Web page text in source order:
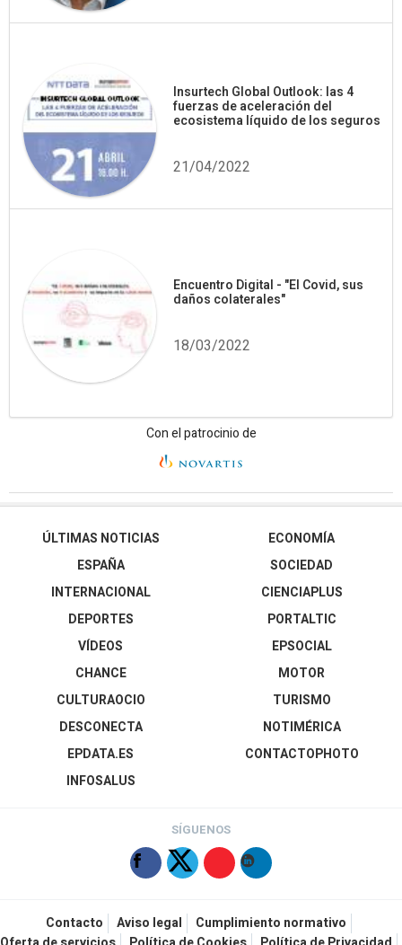
Insurtech Global Outlook: las 4
fuerzas de aceleración del
ecosistema líquido de los seguros
21/04/2022
Encuentro Digital - "El Covid, sus
daños colaterales"
18/03/2022
Con el patrocinio de
ÚLTIMAS NOTICIAS
ESPAÑA
INTERNACIONAL
DEPORTES
VÍDEOS
ECONOMÍA
SOCIEDAD
CIENCIAPLUS
PORTALTIC
EPSOCIAL
CHANCE
CULTURAOCIO
DESCONECTA
EPDATA.ES
INFOSALUS
MOTOR
TURISMO
NOTIMÉRICA
CONTACTOPHOTO
SÍGUENOS
Contacto Aviso legal
Cumplimiento normativo